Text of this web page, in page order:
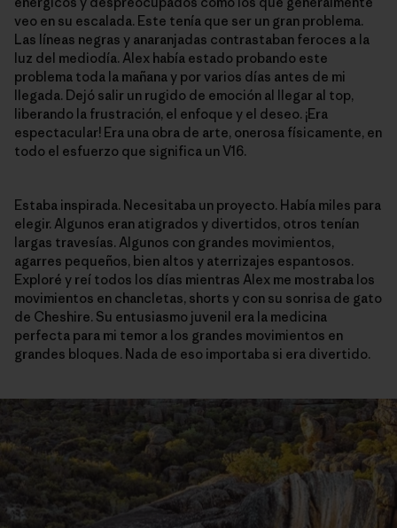
veo en su escalada. Este tenía que ser un gran problema.
Las líneas negras y anaranjadas contrastaban feroces a la
luz del mediodía. Alex había estado probando este
problema toda la mañana y por varios días antes de mi
llegada. Dejó salir un rugido de emoción al llegar al top,
liberando la frustración, el enfoque y el deseo. ¡Era
espectacular! Era una obra de arte, onerosa físicamente, en
todo el esfuerzo que significa un V16.
Estaba inspirada. Necesitaba un proyecto. Había miles para
elegir. Algunos eran atigrados y divertidos, otros tenían
largas travesías. Algunos con grandes movimientos,
agarres pequeños, bien altos y aterrizajes espantosos.
Exploré y reí todos los días mientras Alex me mostraba los
movimientos en chancletas, shorts y con su sonrisa de gato
de Cheshire. Su entusiasmo juvenil era la medicina
perfecta para mi temor a los grandes movimientos en
grandes bloques. Nada de eso importaba si era divertido.